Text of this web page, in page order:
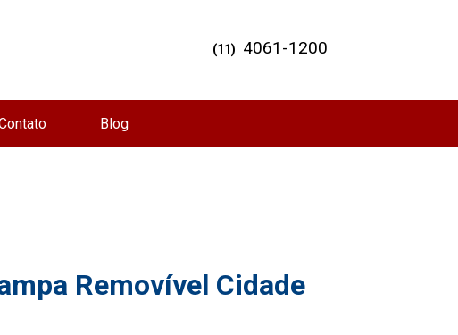
Blog
(11) 4061-1200
Removível Cidade